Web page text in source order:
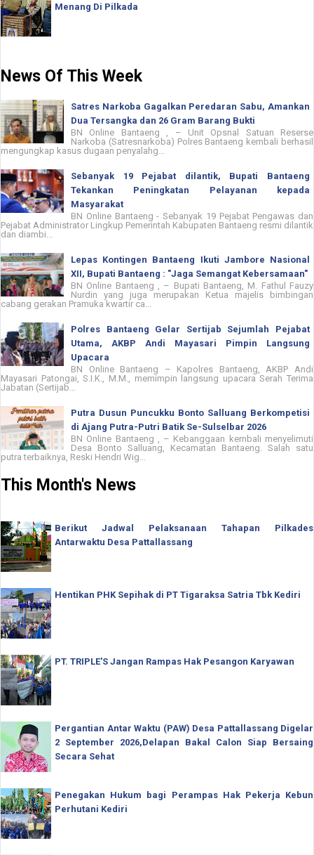
Menang Di Pilkada
News Of This Week
Satres Narkoba Gagalkan Peredaran Sabu, Amankan
Dua Tersangka dan 26 Gram Barang Bukti
BN Online Bantaeng , – Unit Opsnal Satuan Reserse
Narkoba (Satresnarkoba) Polres Bantaeng kembali berhasil
mengungkap kasus dugaan penyalahg...
Sebanyak 19 Pejabat dilantik, Bupati Bantaeng
Tekankan Peningkatan Pelayanan kepada
Masyarakat
BN Online Bantaeng - Sebanyak 19 Pejabat Pengawas dan
Pejabat Administrator Lingkup Pemerintah Kabupaten Bantaeng resmi dilantik
dan diambi...
Lepas Kontingen Bantaeng Ikuti Jambore Nasional
XII, Bupati Bantaeng : "Jaga Semangat Kebersamaan"
BN Online Bantaeng , – Bupati Bantaeng, M. Fathul Fauzy
Nurdin yang juga merupakan Ketua majelis bimbingan
cabang gerakan Pramuka kwartir ca...
Polres Bantaeng Gelar Sertijab Sejumlah Pejabat
Utama, AKBP Andi Mayasari Pimpin Langsung
Upacara
BN Online Bantaeng – Kapolres Bantaeng, AKBP Andi
Mayasari Patongai, S.I.K., M.M., memimpin langsung upacara Serah Terima
Jabatan (Sertijab...
Putra Dusun Puncukku Bonto Salluang Berkompetisi
di Ajang Putra-Putri Batik Se-Sulselbar 2026
BN Online Bantaeng , – Kebanggaan kembali menyelimuti
Desa Bonto Salluang, Kecamatan Bantaeng. Salah satu
putra terbaiknya, Reski Hendri Wig...
This Month's News
Berikut Jadwal Pelaksanaan Tahapan Pilkades
Antarwaktu Desa Pattallassang
Hentikan PHK Sepihak di PT Tigaraksa Satria Tbk Kediri
PT. TRIPLE'S Jangan Rampas Hak Pesangon Karyawan
Pergantian Antar Waktu (PAW) Desa Pattallassang Digelar
2 September 2026,Delapan Bakal Calon Siap Bersaing
Secara Sehat
Penegakan Hukum bagi Perampas Hak Pekerja Kebun
Perhutani Kediri